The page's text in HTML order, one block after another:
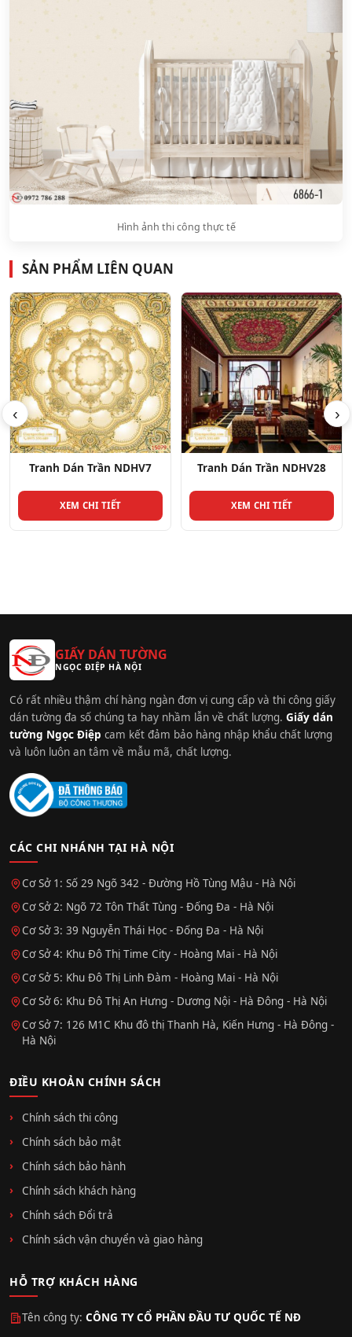
Hình ảnh thi công thực tế
SẢN PHẨM LIÊN QUAN
‹
Tranh Dán Trần NDHV28
XEM CHI TIẾT
Tranh Dán Trần
XEM CHI TIẾT
›
GIẤY DÁN TƯỜNG
NGỌC ĐIỆP HÀ NỘI
Có rất nhiều thậm chí hàng ngàn đơn vị cung cấp và thi công giấy
dán tường đa số chúng ta hay nhầm lẫn về chất lượng. Giấy dán
tường Ngọc Điệp cam kết đảm bảo hàng nhập khẩu chất lượng
và luôn luôn an tâm về mẫu mã, chất lượng.
CÁC CHI NHÁNH TẠI HÀ NỘI
Cơ Sở 1: Số 29 Ngõ 342 - Đường Hồ Tùng Mậu - Hà Nội
Cơ Sở 2: Ngõ 72 Tôn Thất Tùng - Đống Đa - Hà Nội
Cơ Sở 3: 39 Nguyễn Thái Học - Đống Đa - Hà Nội
Cơ Sở 4: Khu Đô Thị Time City - Hoàng Mai - Hà Nội
Cơ Sở 5: Khu Đô Thị Linh Đàm - Hoàng Mai - Hà Nội
Cơ Sở 6: Khu Đô Thị An Hưng - Dương Nội - Hà Đông - Hà Nội
Cơ Sở 7: 126 M1C Khu đô thị Thanh Hà, Kiến Hưng - Hà Đông -
Hà Nội
ĐIỀU KHOẢN CHÍNH SÁCH
Chính sách thi công
Chính sách bảo mật
Chính sách bảo hành
Chính sách khách hàng
Chính sách Đổi trả
Chính sách vận chuyển và giao hàng
HỖ TRỢ KHÁCH HÀNG
Tên công ty: CÔNG TY CỔ PHẦN ĐẦU TƯ QUỐC TẾ NĐ